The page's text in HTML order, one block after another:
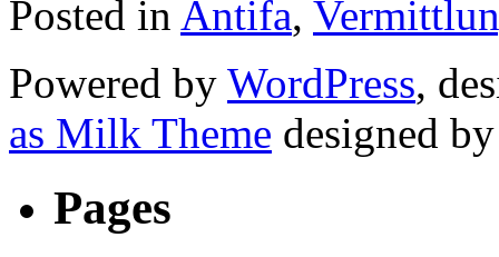
Posted in Antifa,
Powered by WordPress,
as Milk Theme designed
Pages